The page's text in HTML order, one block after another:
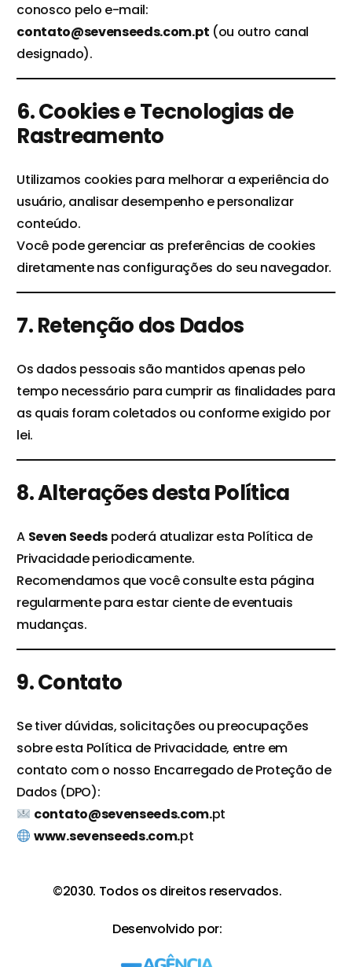
conosco pelo e-mail:
contato@sevenseeds.com.pt (ou outro canal
designado).
6. Cookies e Tecnologias de
Rastreamento
Utilizamos cookies para melhorar a experiência do
usuário, analisar desempenho e personalizar
conteúdo.
Você pode gerenciar as preferências de cookies
diretamente nas configurações do seu navegador.
7. Retenção dos Dados
Os dados pessoais são mantidos apenas pelo
tempo necessário para cumprir as finalidades para
as quais foram coletados ou conforme exigido por
lei.
8. Alterações desta Política
A Seven Seeds poderá atualizar esta Política de
Privacidade periodicamente.
Recomendamos que você consulte esta página
regularmente para estar ciente de eventuais
mudanças.
9. Contato
Se tiver dúvidas, solicitações ou preocupações
sobre esta Política de Privacidade, entre em
contato com o nosso Encarregado de Proteção de
Dados (DPO):
contato@sevenseeds.com.pt
www.sevenseeds.com.pt
©2030. Todos os direitos reservados.
Desenvolvido por: